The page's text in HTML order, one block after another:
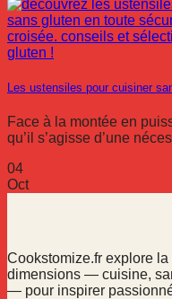
Les ustensiles pour cuisiner
Face à la montée en
qu’il s’agisse d’une
04
Oct
Cookstomize.fr explore
dimensions — cuisine,
— pour inspirer